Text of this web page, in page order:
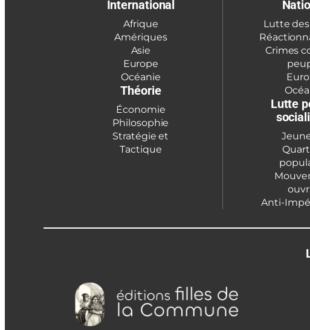
International
Afrique
Amériques
Asie
Europe
Océanie
Théorie
Économie
Philosophie
Stratégie et
Tactique
Lutte des
Crimes
Lutte
Anti-